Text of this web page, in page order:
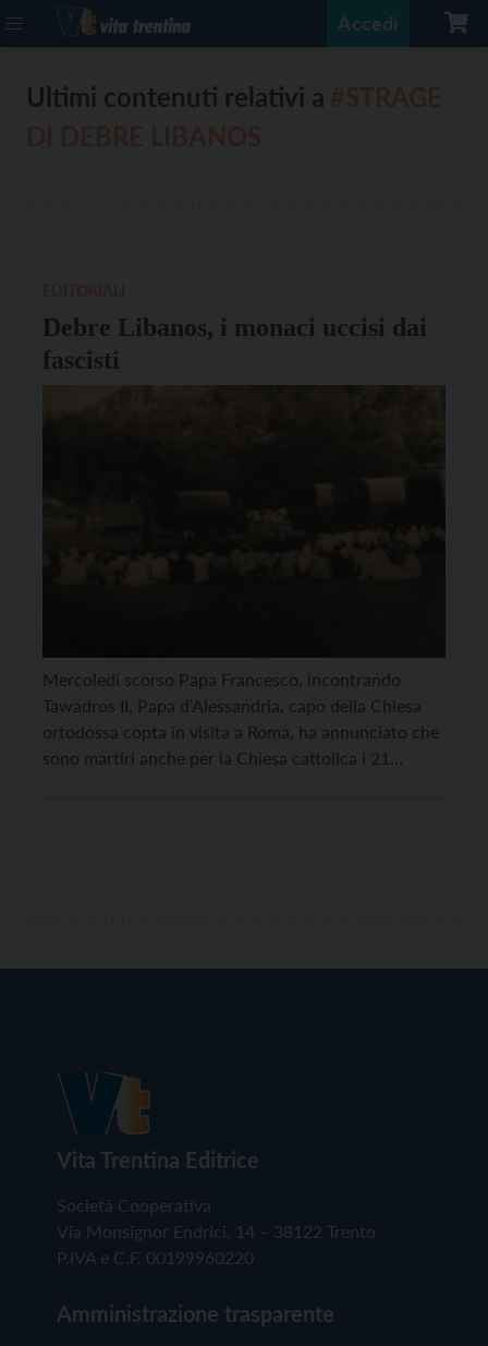
Accedi
Ultimi contenuti relativi a
Debre Libanos, i monaci uccisi dai
fascisti
Mercoledì scorso Papa Francesco, incontrando
Tawadros II, Papa d’Alessandria, capo della Chiesa
ortodossa copta in visita a Roma, ha annunciato che
sono martiri anche per la Chiesa cattolica i 21
Vita Trentina Editrice
Società Cooperativa
Via Monsignor Endrici, 14 – 38122 Trento
P.IVA e C.F. 00199960220
Amministrazione trasparente